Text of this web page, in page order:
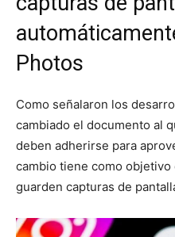
Photos
Como señalaron los
cambiado el documento al
deben adherirse para
cambio tiene como objetivo
guarden capturas de